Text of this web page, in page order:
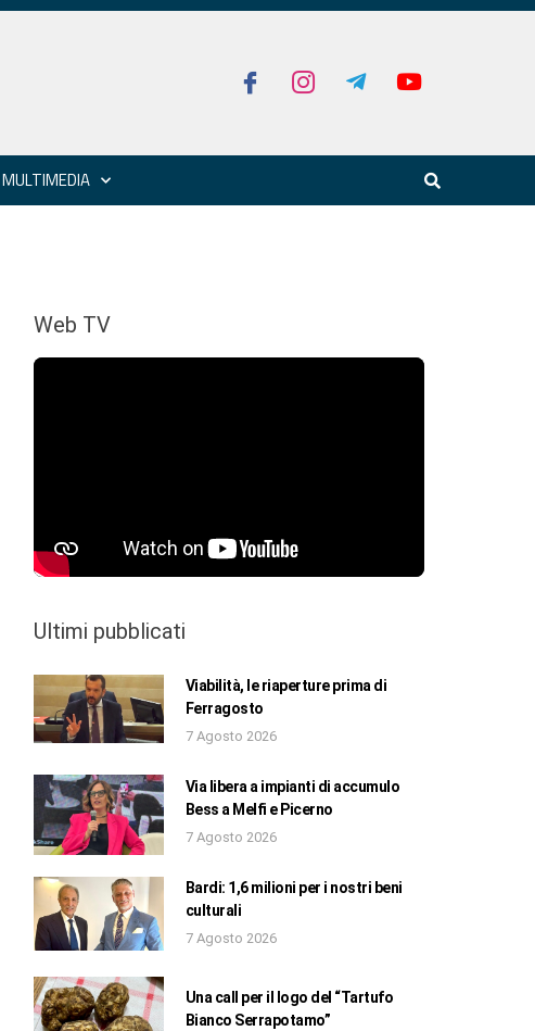
MULTIMEDIA
Web TV
Ultimi pubblicati
Viabilità, le riaperture prima di
Ferragosto
7 Agosto 2026
Via libera a impianti di accumulo
Bess a Melfi e Picerno
7 Agosto 2026
Bardi: 1,6 milioni per i nostri beni
culturali
7 Agosto 2026
Una call per il logo del “Tartufo
Bianco Serrapotamo”